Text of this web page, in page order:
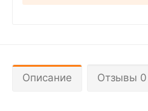
Описание Отзывы 0